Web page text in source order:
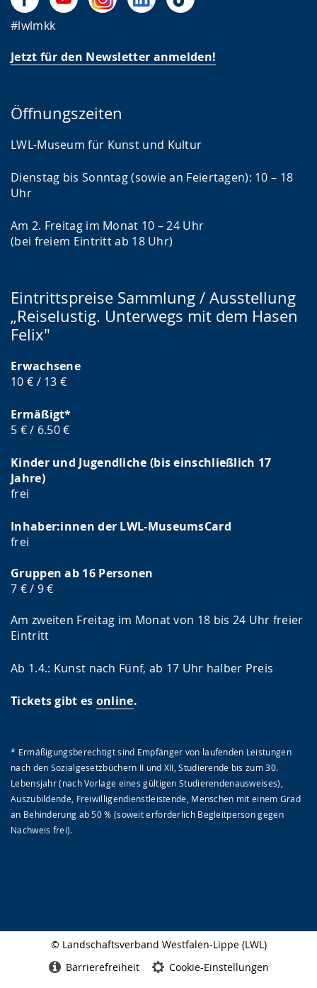
#lwlmkk
Jetzt für den Newsletter anmelden!
Öffnungszeiten
LWL-Museum für Kunst und Kultur
Dienstag bis Sonntag (sowie an Feiertagen): 10 – 18
Uhr
Am 2. Freitag im Monat 10 – 24 Uhr
(bei freiem Eintritt ab 18 Uhr)
Eintrittspreise Sammlung / Ausstellung
„Reiselustig. Unterwegs mit dem Hasen
Felix"
Erwachsene
10 € / 13 €
Ermäßigt*
5 € / 6.50 €
Kinder und Jugendliche (bis einschließlich 17
Jahre)
frei
Inhaber:innen der LWL-MuseumsCard
frei
Gruppen ab 16 Personen
7 € / 9 €
Am zweiten Freitag im Monat von 18 bis 24 Uhr freier
Eintritt
Ab 1.4.: Kunst nach Fünf, ab 17 Uhr halber Preis
Tickets gibt es online.
* Ermäßigungsberechtigt sind Empfänger von laufenden Leistungen
nach den Sozialgesetzbüchern II und XII, Studierende bis zum 30.
Lebensjahr (nach Vorlage eines gültigen Studierendenausweises),
Auszubildende, Freiwilligendienstleistende, Menschen mit einem Grad
an Behinderung ab 50 % (soweit erforderlich Begleitperson gegen
Nachweis frei).
© Landschaftsverband Westfalen-Lippe (LWL)
Barrierefreiheit Cookie-Einstellungen